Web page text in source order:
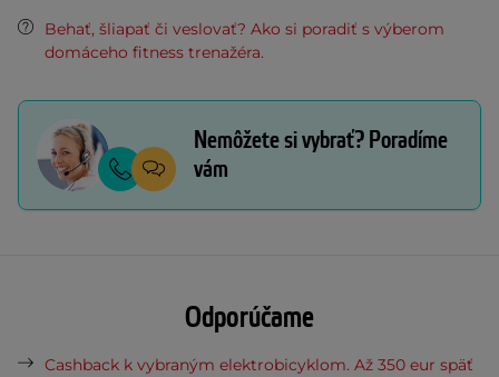
Behať, šliapať či veslovať? Ako si poradiť s výberom
domáceho fitness trenažéra.
Nemôžete si vybrať? Poradíme
vám
Odporúčame
Cashback k vybraným elektrobicyklom. Až 350 eur späť